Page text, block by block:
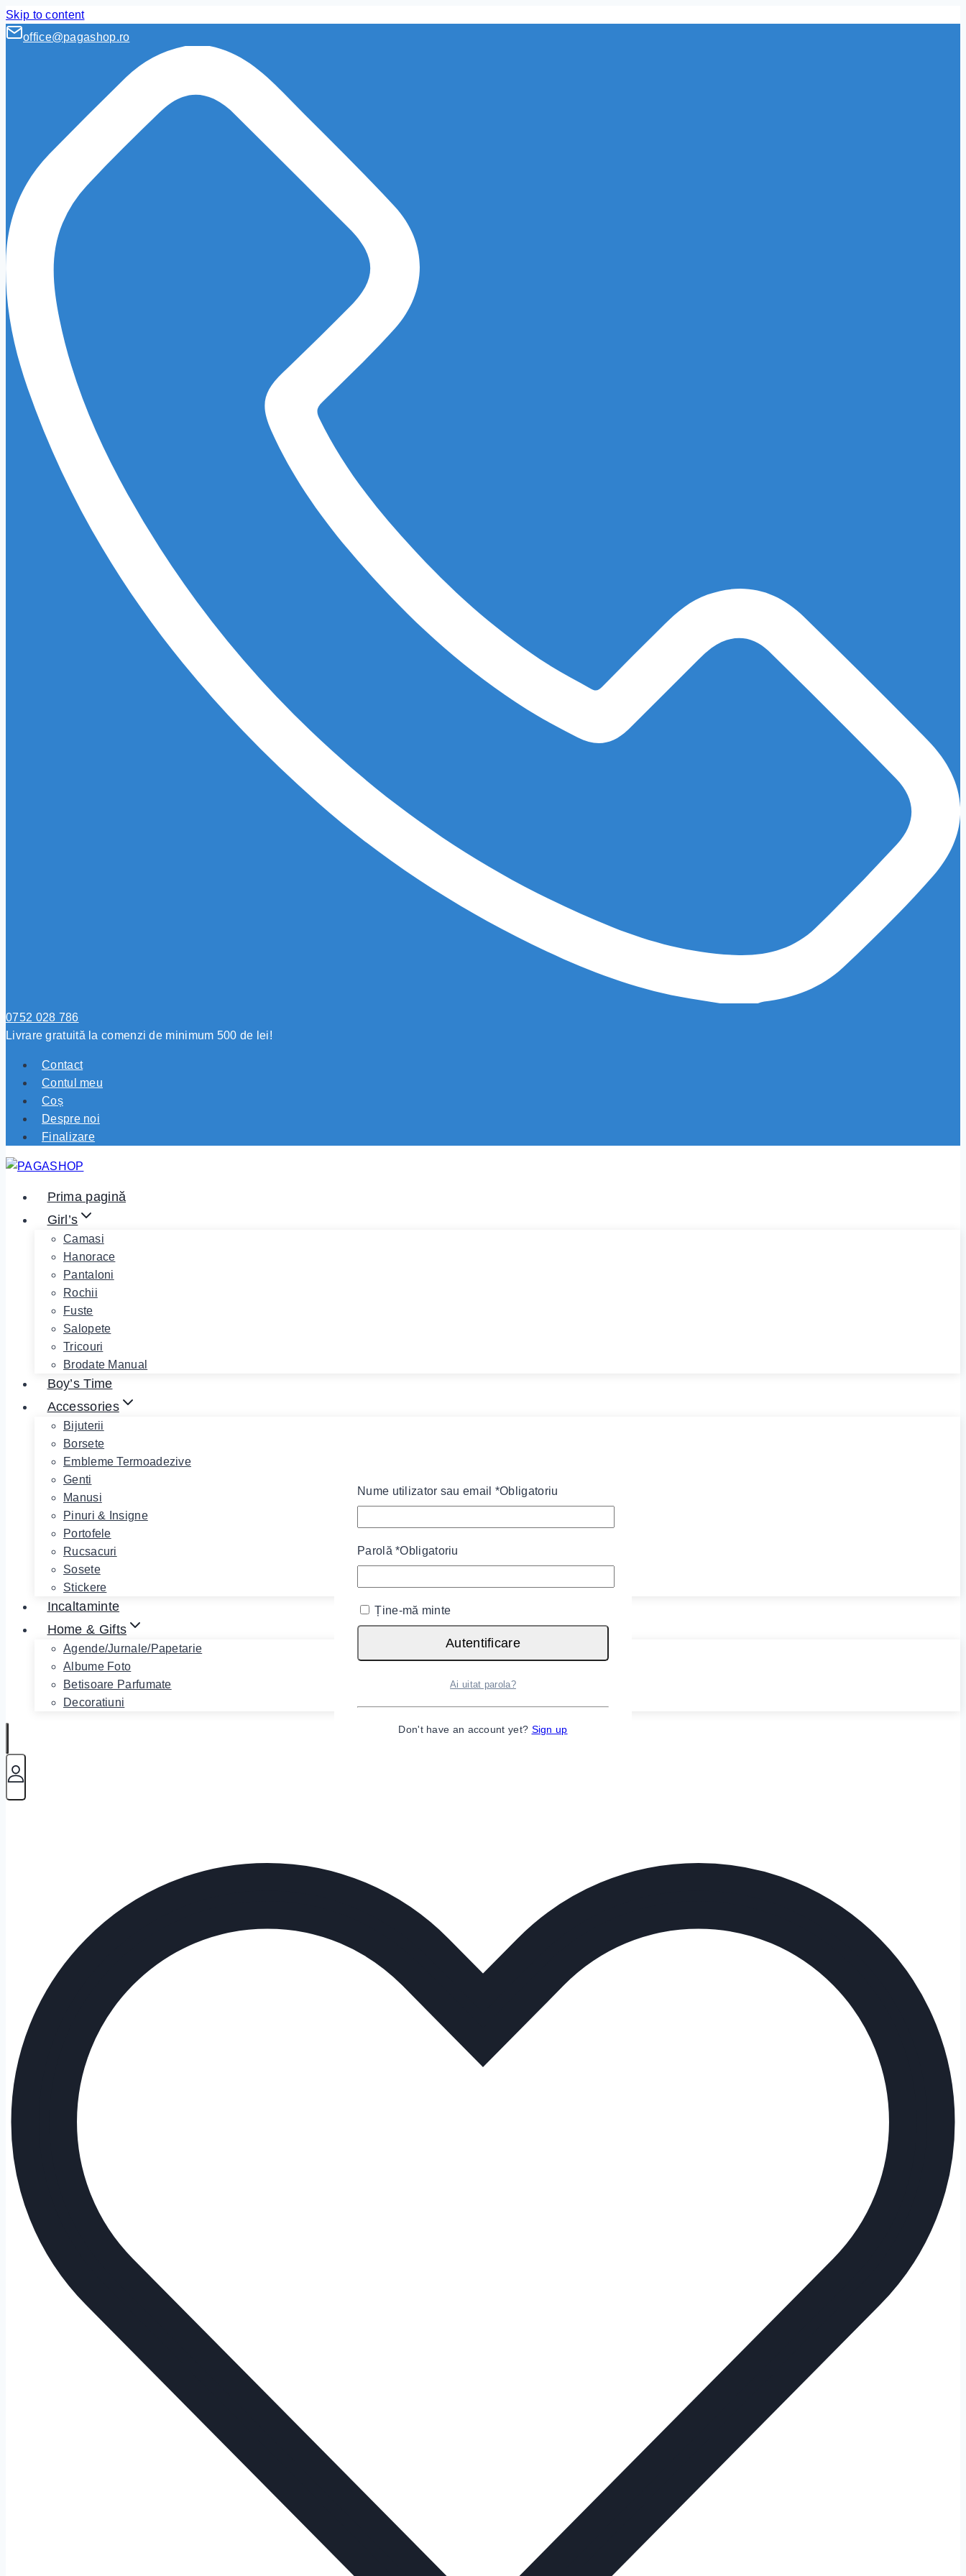
Skip to content
office@pagashop.ro
0752 028 786
Livrare gratuită la comenzi de minimum 500 de lei!
Contact
Contul meu
Coș
Despre noi
Finalizare
Prima pagină
Girl’s
Camasi
Hanorace
Pantaloni
Rochii
Fuste
Salopete
Tricouri
Brodate Manual
Boy’s Time
Accessories
Bijuterii
Borsete
Embleme Termoadezive
Genti
Manusi
Pinuri & Insigne
Portofele
Rucsacuri
Sosete
Stickere
Incaltaminte
Home & Gifts
Agende/Jurnale/Papetarie
Albume Foto
Betisoare Parfumate
Decoratiuni
Nume utilizator sau email *Obligatoriu
Parolă*Obligatoriu
Ține-mă minte
Autentificare
Ai uitat parola?
Don't have an account yet? Sign up